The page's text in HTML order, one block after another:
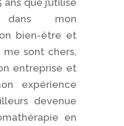
que j’utilise
dans mon
bien-être et
sont chers,
entreprise et
expérience
devenue
en